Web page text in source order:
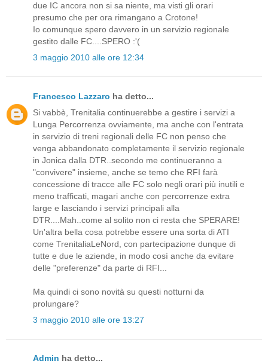
due IC ancora non si sa niente, ma visti gli orari
presumo che per ora rimangano a Crotone!
Io comunque spero davvero in un servizio regionale
gestito dalle FC....SPERO :'(
3 maggio 2010 alle ore 12:34
Francesco Lazzaro ha detto...
Si vabbè, Trenitalia continuerebbe a gestire i servizi a
Lunga Percorrenza ovviamente, ma anche con l'entrata
in servizio di treni regionali delle FC non penso che
venga abbandonato completamente il servizio regionale
in Jonica dalla DTR..secondo me continueranno a
"convivere" insieme, anche se temo che RFI farà
concessione di tracce alle FC solo negli orari più inutili e
meno trafficati, magari anche con percorrenze extra
large e lasciando i servizi principali alla
DTR....Mah..come al solito non ci resta che SPERARE!
Un'altra bella cosa potrebbe essere una sorta di ATI
come TrenitaliaLeNord, con partecipazione dunque di
tutte e due le aziende, in modo così anche da evitare
delle "preferenze" da parte di RFI...
Ma quindi ci sono novità su questi notturni da
prolungare?
3 maggio 2010 alle ore 13:27
Admin ha detto...